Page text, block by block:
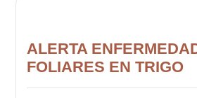
ALERTA
FOLIARES EN TRIGO